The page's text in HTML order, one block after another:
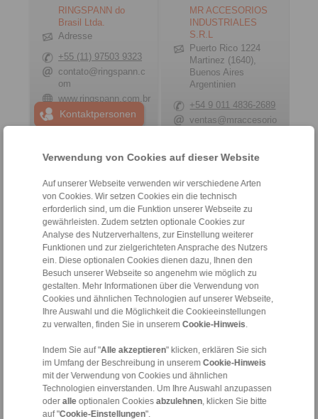
Verwendung von Cookies auf dieser Website
Auf unserer Webseite verwenden wir verschiedene Arten
von Cookies. Wir setzen Cookies ein die technisch
erforderlich sind, um die Funktion unserer Webseite zu
gewährleisten. Zudem setzten optionale Cookies zur
Analyse des Nutzerverhaltens, zur Einstellung weiterer
Funktionen und zur zielgerichteten Ansprache des Nutzers
ein. Diese optionalen Cookies dienen dazu, Ihnen den
Besuch unserer Webseite so angenehm wie möglich zu
gestalten. Mehr Informationen über die Verwendung von
Cookies und ähnlichen Technologien auf unserer Webseite,
Ihre Auswahl und die Möglichkeit die Cookieeinstellungen
zu verwalten, finden Sie in unserem Cookie-Hinweis
Indem Sie auf "Alle akzeptieren" klicken, erklären Sie sich
im Umfang der Beschreibung in unserem Cookie-Hinweis
mit der Verwendung von Cookies und ähnlichen
Technologien einverstanden. Um Ihre Auswahl anzupassen
oder alleoptionalen Cookies abzulehnen, klicken Sie bitte
auf "Cookie-Einstellungen".
RINGSPANN do
Brasil Ltda.
Adresse
+55 (11) 97503 9323
contato@ringspann.c
om
www.ringspann.com.br
Kontaktpersonen
MR ACCESORIOS
INDUSTRIALES
S.R.L
Puerto Rico 1224
Martinez (1640),
Buenos Aires
Argentinien
+54 9 011 4836-2689
ventas@mraccesorio
RINGSPANN GmbH
Adresse
+49 6172 275-0
info@ringspann.de